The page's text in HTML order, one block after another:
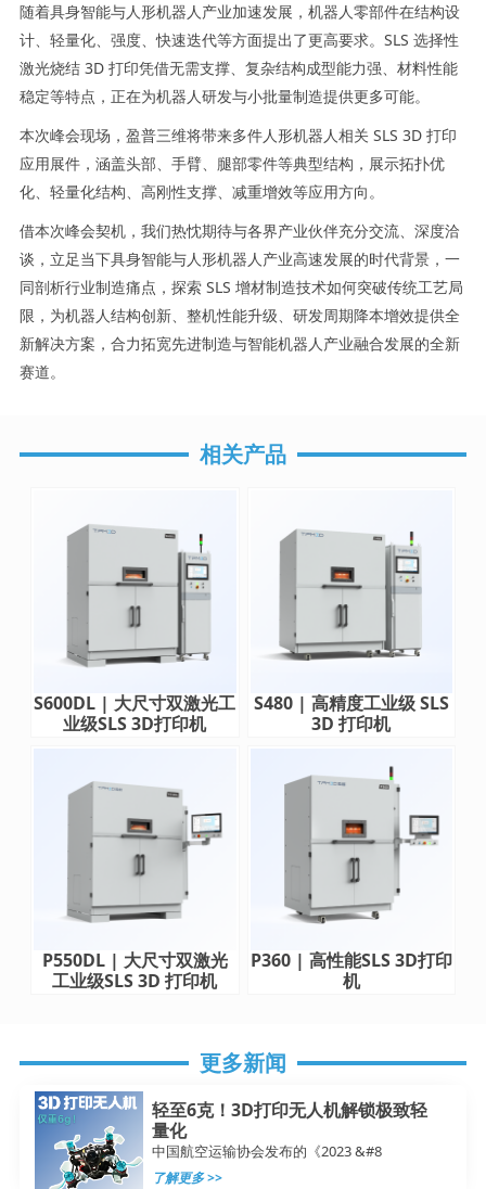
随着具身智能与人形机器人产业加速发展，机器人零部件在结构设
计、轻量化、强度、快速迭代等方面提出了更高要求。 SLS 选择性
激光烧结 3D 打印凭借无需支撑、复杂结构成型能力强、材料性能
稳定等特点，正在为机器人研发与小批量制造提供更多可能。
本次峰会现场，盈普三维将带来多件人形机器人相关 SLS 3D 打印
应用展件，涵盖头部、手臂、腿部零件等典型结构，展示拓扑优
化、轻量化结构、高刚性支撑、减重增效等应用方向。
借本次峰会契机，我们热忱期待与各界产业伙伴充分交流、深度洽
谈，立足当下具身智能与人形机器人产业高速发展的时代背景，一
同剖析行业制造痛点，探索 SLS 增材制造技术如何突破传统工艺局
限，为机器人结构创新、整机性能升级、研发周期降本增效提供全
新解决方案，合力拓宽先进制造与智能机器人产业融合发展的全新
赛道。
相关产品
S600DL | 大尺寸双激光工
业级SLS 3D打印机
S480 | 高精度工业级 SLS
3D 打印机
P550DL | 大尺寸双激光
工业级SLS 3D 打印机
P360 | 高性能SLS 3D打印
机
更多新闻
轻至6克！3D打印无人机解锁极致轻
量化
中国航空运输协会发布的《2023 &#8
了解更多 >>